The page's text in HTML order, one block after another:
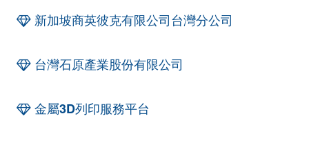
新加坡商英彼克有限公司台灣分公司
台灣石原產業股份有限公司
金屬3D列印服務平台